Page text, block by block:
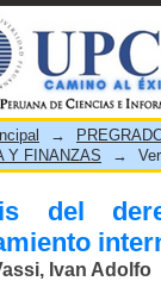
del
→
Y FINANZAS
→
del
Ivan Adolfo